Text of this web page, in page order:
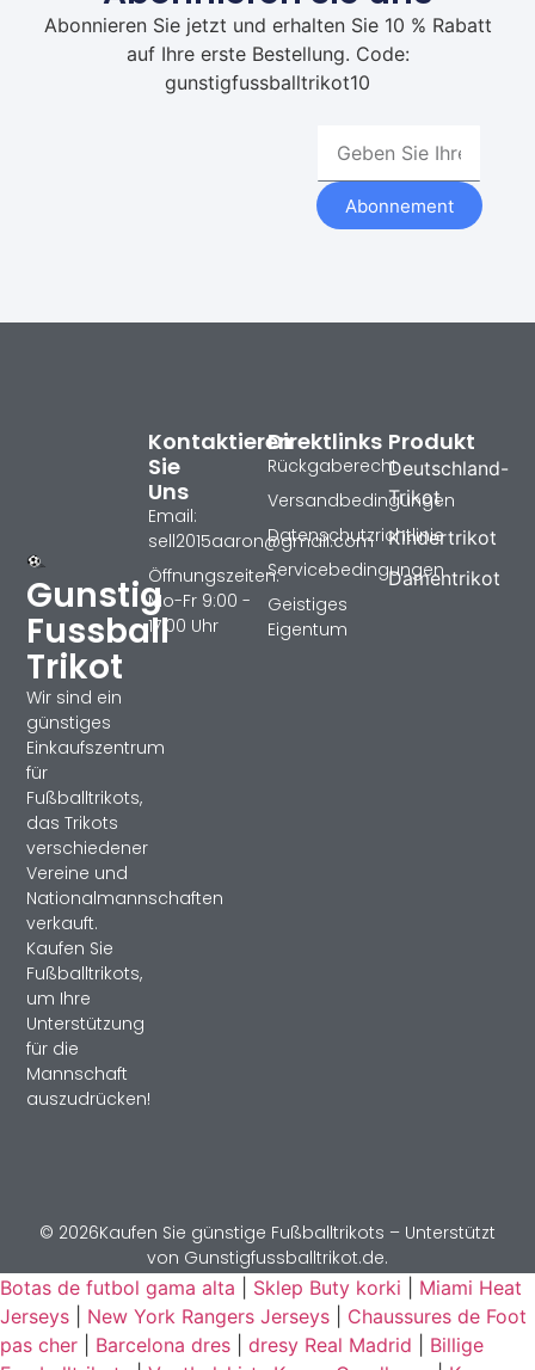
Abonnieren Sie jetzt und erhalten Sie 10 % Rabatt
auf Ihre erste Bestellung. Code:
gunstigfussballtrikot10
Abonnement
Gunstig
Fussball
Trikot
Wir sind ein
günstiges
Einkaufszentrum
für
Fußballtrikots,
das Trikots
verschiedener
Vereine und
Nationalmannschaften
verkauft.
Kaufen Sie
Fußballtrikots,
um Ihre
Unterstützung
für die
Mannschaft
auszudrücken!
Produkt
Deutschland-
Trikot
Kindertrikot
Damentrikot
Direktlinks
Rückgaberecht
Versandbedingungen
Datenschutzrichtlinie
Servicebedingungen
Geistiges
Eigentum
Kontaktieren
Sie
Uns
Email:
sell2015aaron@gmail.com
Öffnungszeiten:
Mo-Fr 9:00 -
17:00 Uhr
© 2026Kaufen Sie günstige Fußballtrikots – Unterstützt
von Gunstigfussballtrikot.de.
Botas de futbol gama alta
Sklep Buty korki
Miami Heat
Jerseys
New York Rangers Jerseys
Chaussures de Foot
pas cher
Barcelona dres dresy Real Madrid
Billige